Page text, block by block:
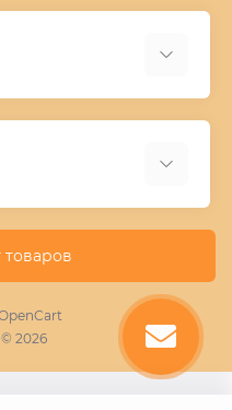
cм высота 220 cм
товаров
2026